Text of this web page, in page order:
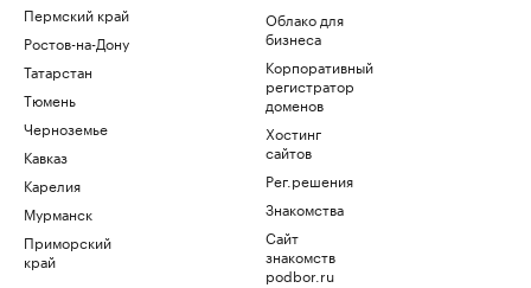
Пермский край
Ростов-на-Дону
Татарстан
Тюмень
Черноземье
Кавказ
Карелия
Мурманск
Приморский
край
Облако для
бизнеса
Корпоративный
регистратор
доменов
Хостинг
сайтов
Рег.решения
Знакомства
Сайт
знакомств
podbor.ru